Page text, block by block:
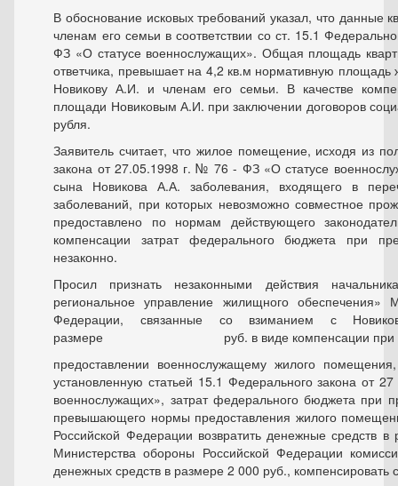
В обоснование исковых требований указал, что данные
членам его семьи в соответствии со ст. 15.1
ФЗ «О статусе военнослужащих». Общая площадь
ответчика, превышает на 4,2 кв.м нормативную
Новикову А.И. и членам его семьи. В качестве
площади Новиковым А.И. при заключении договоров
рубля.
Заявитель считает, что жилое помещение, исходя из
закона от 27.05.1998 г. № 76 - ФЗ «О статусе
сына Новикова А.А. заболевания, входящего в
заболеваний, при которых невозможно совместное
предоставлено по нормам действующего
компенсации затрат федерального бюджета при
незаконно.
Просил признать незаконными действия
региональное управление жилищного обеспечения»
Федерации, связанные со взиманием с
размере руб. в виде компенсации при
предоставлении военнослужащему жилого
установленную статьей 15.1 Федерального закона от
военнослужащих», затрат федерального бюджета при
превышающего нормы предоставления жилого
Российской Федерации возвратить денежные средств
Министерства обороны Российской Федерации
денежных средств в размере 2 000 руб., компенсировать